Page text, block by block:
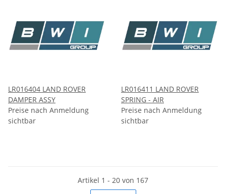
LR016404 LAND ROVER
DAMPER ASSY
Preise nach Anmeldung
sichtbar
LR016411 LAND ROVER
SPRING - AIR
Preise nach Anmeldung
sichtbar
Artikel 1 - 20 von 167